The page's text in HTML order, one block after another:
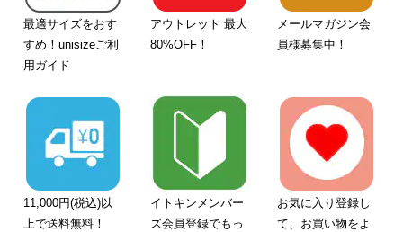
最適サイズをおす
すめ！unisizeご利
用ガイド
アウトレット 最大
80%OFF！
メールマガジン会
員様募集中！
11,000円(税込)以
上で送料無料！
イトキンメンバー
ズ会員登録でもっ
お気に入り登録し
て、お買い物をよ